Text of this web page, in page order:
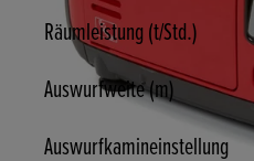
Räumleistung (t/Std.)
Auswurfweite (m)
Auswurfkamineinstellung